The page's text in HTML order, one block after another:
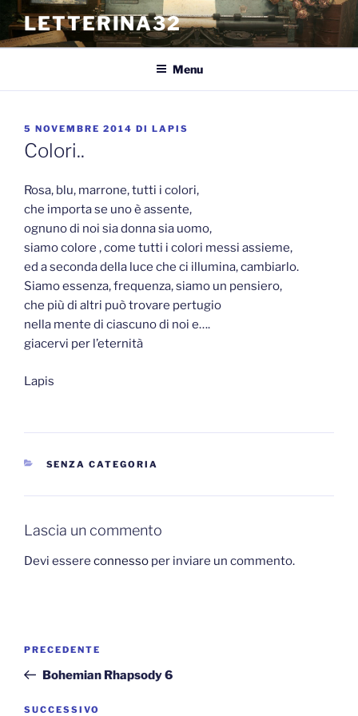
contenuto
LETTERINA32
Menu
PUBBLICATO
IL
5 NOVEMBRE 2014 DI LAPIS
Colori..
Rosa, blu, marrone, tutti i colori,
che importa se uno è assente,
ognuno di noi sia donna sia uomo,
siamo colore , come tutti i colori messi assieme,
ed a seconda della luce che ci illumina, cambiarlo.
Siamo essenza, frequenza, siamo un pensiero,
che più di altri può trovare pertugio
nella mente di ciascuno di noi e….
giacervi per l’eternità
Lapis
CATEGORIE
SENZA CATEGORIA
Lascia un commento
Devi essere connesso per inviare un commento.
Articolo
precedente:
PRECEDENTE
Bohemian Rhapsody 6
Articolo
SUCCESSIVO